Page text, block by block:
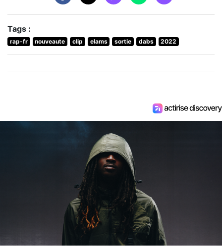
Tags :
rap-fr nouveaute clip elams sortie dabs 2022